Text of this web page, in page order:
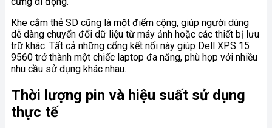
Khe cắm thẻ SD cũng là một điểm cộng, giúp người dùng
dễ dàng chuyển đổi dữ liệu từ máy ảnh hoặc các thiết bị lưu
trữ khác. Tất cả những cổng kết nối này giúp Dell XPS 15
9560 trở thành một chiếc laptop đa năng, phù hợp với nhiều
nhu cầu sử dụng khác nhau.
Thời lượng pin và hiệu suất sử dụng
thực tế